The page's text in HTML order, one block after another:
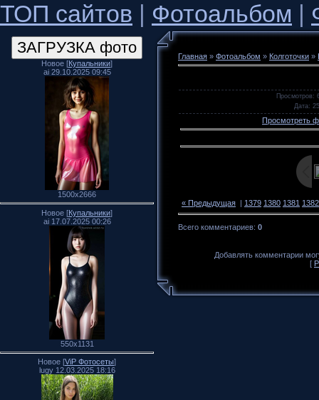
ТОП сайтов | Фотоальбом |
Новое [Купальники]
ai 29.10.2025 09:45
1500x2666
Новое [Купальники]
ai 17.07.2025 00:26
550x1131
Новое [ViP Фотосеты]
lugy 12.03.2025 18:16
Главная » Фотоальбом » Колготочки »
Просмотров:
Дата:
Просмотреть
« Предыдущая | 1379 1380 1381 1382
Всего комментариев: 0
Добавлять комментарии
[